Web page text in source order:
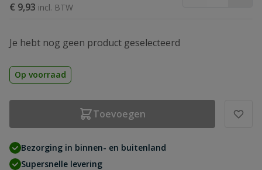
€ 9,93
Je hebt nog geen product geselecteerd
Op voorraad
Toevoegen
Bezorging in binnen- en buitenland
Supersnelle levering